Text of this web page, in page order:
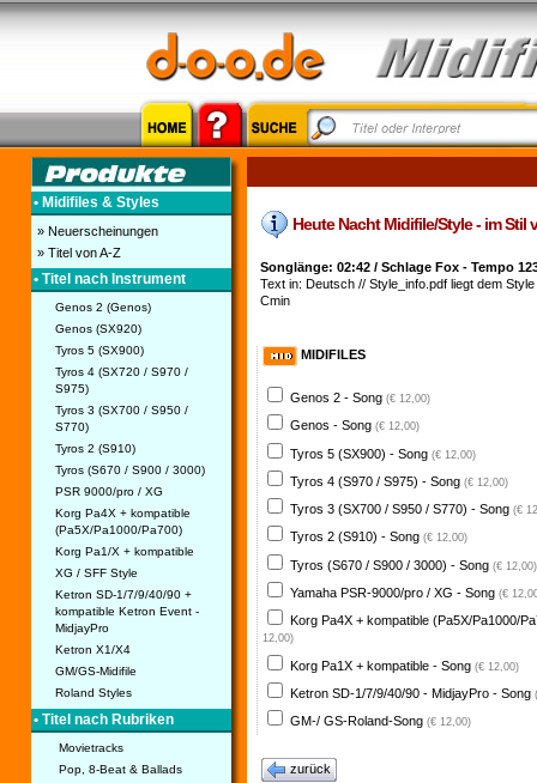
• Midifiles & Styles
» Neuerscheinungen
» Titel von A-Z
• Titel nach Instrument
Genos 2 (Genos)
Genos (SX920)
Tyros 5 (SX900)
Tyros 4 (SX720 / S970 /
S975)
Tyros 3 (SX700 / S950 /
S770)
Tyros 2 (S910)
Tyros (S670 / S900 / 3000)
PSR 9000/pro / XG
Korg Pa4X + kompatible
(Pa5X/Pa1000/Pa700)
Korg Pa1/X + kompatible
XG / SFF Style
Ketron SD-1/7/9/40/90 +
kompatible Ketron Event -
MidjayPro
Ketron X1/X4
GM/GS-Midifile
Roland Styles
• Titel nach Rubriken
Movietracks
Pop, 8-Beat & Ballads
Heute Nacht Midifile/Style - im Stil
Songlänge: 02:42 / Schlage Fox - Tempo
Text in: Deutsch // Style_info.pdf liegt dem
Cmin
MIDIFILES
Genos 2 - Song (€ 12,00)
Genos - Song (€ 12,00)
Tyros 5 (SX900) - Song (€ 12,00)
Tyros 4 (S970 / S975) - Song (€ 12,00)
Tyros 3 (SX700 / S950 / S770) - Song (€
Tyros 2 (S910) - Song (€ 12,00)
Tyros (S670 / S900 / 3000) - Song (€ 12,00)
Yamaha PSR-9000/pro / XG - Song (€
Korg Pa4X + kompatible (Pa5X/Pa1000/
12,00)
Korg Pa1X + kompatible - Song (€ 12,00)
Ketron SD-1/7/9/40/90 - MidjayPro - Song
GM-/ GS-Roland-Song (€ 12,00)
zurück